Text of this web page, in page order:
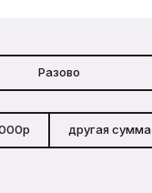
Разово
другая сумма